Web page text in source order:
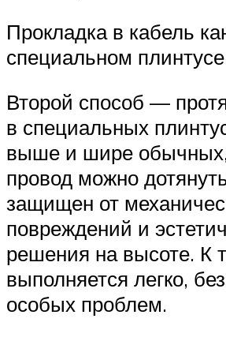
Прокладка в кабель
специальном плинтусе
Второй способ —
в специальных
выше и шире обычных,
провод можно
защищен от
повреждений и
решения на высоте. К
выполняется легко,
особых проблем.